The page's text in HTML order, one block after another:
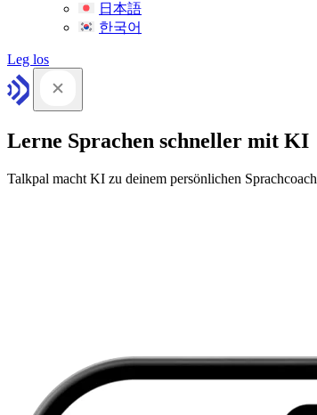
日本語
한국어
Leg los
Lerne Sprachen schneller mit KI
Talkpal macht KI zu deinem persönlichen Sprachcoach